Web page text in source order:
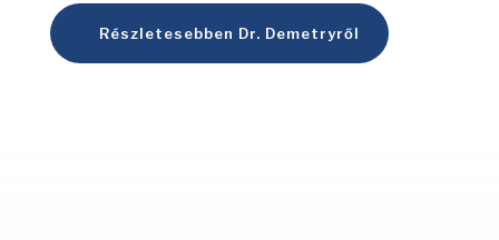
Részletesebben Dr. Demetryről